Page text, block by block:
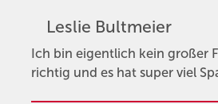
Leslie Bultmeier
Ich bin eigentlich kein großer
richtig und es hat super viel